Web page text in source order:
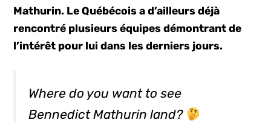
Mathurin. Le Québécois a d’ailleurs déjà
rencontré plusieurs équipes démontrant de
l’intérêt pour lui dans les derniers jours.
Where do you want to see
Bennedict Mathurin land?